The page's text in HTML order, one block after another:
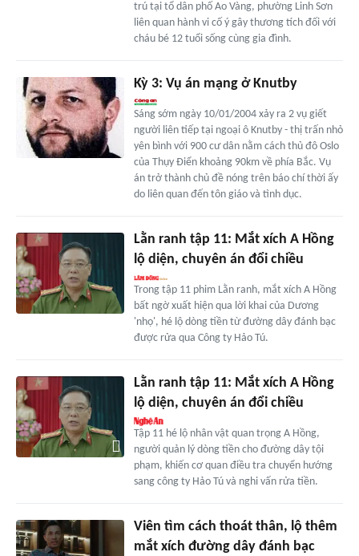
trú tại tổ dân phố Ao Vàng, phường Linh Sơn
liên quan hành vi cố ý gây thương tích đối với
cháu bé 12 tuổi sống cùng gia đình.
Kỳ 3: Vụ án mạng ở Knutby
Sáng sớm ngày 10/01/2004 xảy ra 2 vụ giết
người liên tiếp tại ngoại ô Knutby - thị trấn nhỏ
yên bình với 900 cư dân nằm cách thủ đô Oslo
của Thụy Điển khoảng 90km về phía Bắc. Vụ
án trở thành chủ đề nóng trên báo chí thời ấy
do liên quan đến tôn giáo và tình dục.
Lằn ranh tập 11: Mắt xích A Hồng
lộ diện, chuyên án đổi chiều
Trong tập 11 phim Lằn ranh, mắt xích A Hồng
bất ngờ xuất hiện qua lời khai của Dương
'nhọ', hé lộ dòng tiền từ đường dây đánh bạc
được rửa qua Công ty Hảo Tú.
Lằn ranh tập 11: Mắt xích A Hồng
lộ diện, chuyên án đổi chiều
Tập 11 hé lộ nhân vật quan trọng A Hồng,
người quản lý dòng tiền cho đường dây tội
phạm, khiến cơ quan điều tra chuyển hướng
sang công ty Hảo Tú và nghi vấn rửa tiền.
Viên tìm cách thoát thân, lộ thêm
mắt xích đường dây đánh bạc